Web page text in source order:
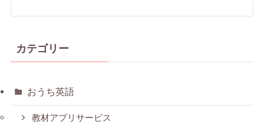
カテゴリー
おうち英語
教材アプリサービス